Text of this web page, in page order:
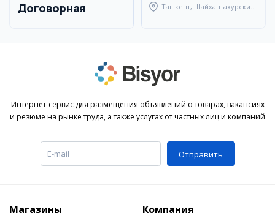
Договорная
Ташкент, Шайхантахурский
Интернет-сервис для размещения объявлений о товарах, вакансиях
и резюме на рынке труда, а также услугах от частных лиц и компаний
Отправить
Магазины Компания